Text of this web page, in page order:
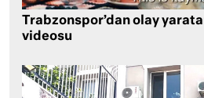
Trabzonspor’dan olay
videosu